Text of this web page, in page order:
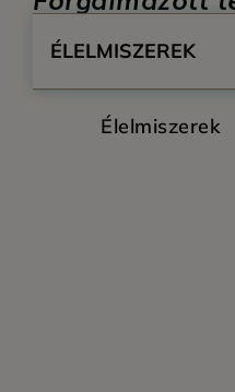
ÉLELMISZEREK
Élelmiszerek